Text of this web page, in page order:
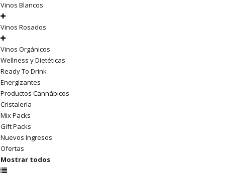
Vinos Blancos
Vinos Rosados
Vinos Orgánicos
Wellness y Dietéticas
Ready To Drink
Energizantes
Productos Cannábicos
Cristalería
Mix Packs
Gift Packs
Nuevos Ingresos
Ofertas
Mostrar todos